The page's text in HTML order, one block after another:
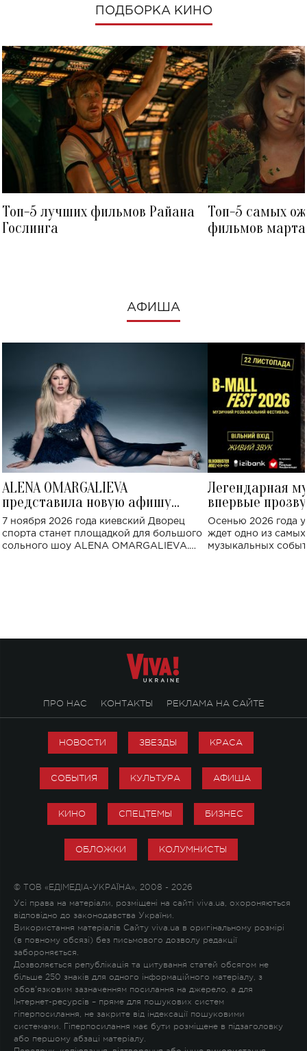
ПОДБОРКА КИНО
Топ-5 лучших фильмов Райана
Гослинга
Топ-5 самых
фильмов
АФИША
ALENA OMARGALIEVA
представила новую афишу
большого концерта во Дворце
спорта
7 ноября 2026 года киевский Дворец
спорта станет площадкой для большого
сольного шоу ALENA OMARGALIEVA.
Легендарная
впервые
Украине: где
Осенью 2026 года
ждет одно из
музыкальных
ПРО НАС КОНТАКТЫ РЕКЛАМА НА САЙТЕ
НОВОСТИ ЗВЕЗДЫ КРАСА
СОБЫТИЯ КУЛЬТУРА АФИША
КИНО СПЕЦТЕМЫ БИЗНЕС
ОБЛОЖКИ КОЛУМНИСТЫ
© ТОВ «ЕДІМЕДІА-УКРАЇНА», 2008 - 2026
Усі права на матеріали, розміщені на сайті viva.ua, охороняються
відповідно до законодавства України.
Використання матеріалів Сайту viva.ua в оригінальному розмірі
(в повному обсязі) без письмового дозволу редакції
забороняється.
Дозволяється републікація та цитування статей обсягом не
більше 250 знаків для одного інформаційного матеріалу, з
обов'язковим зазначенням посилання на джерело, а для
Інтернет-ресурсів – пряме для пошукових систем
гіперпосилання, не закрите від індексації пошуковими
системами. Гіперпосилання має бути розміщене в підзаголовку
або першому абзаці матеріалу.